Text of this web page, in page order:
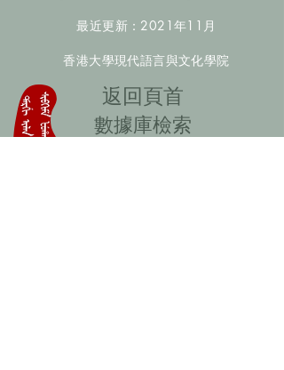
最近更新：2021年11月
香港大學現代語言與文化學院
​返回頁首
數據庫檢索